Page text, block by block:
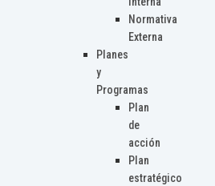
Normativa
Externa
Planes
y
Programas
Plan
de
acción
Plan
estratégico